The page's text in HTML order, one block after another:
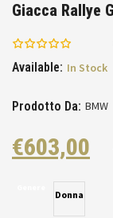
Giacca Rallye
Available: In Stock
Prodotto Da: BMW
€603,00
Donna